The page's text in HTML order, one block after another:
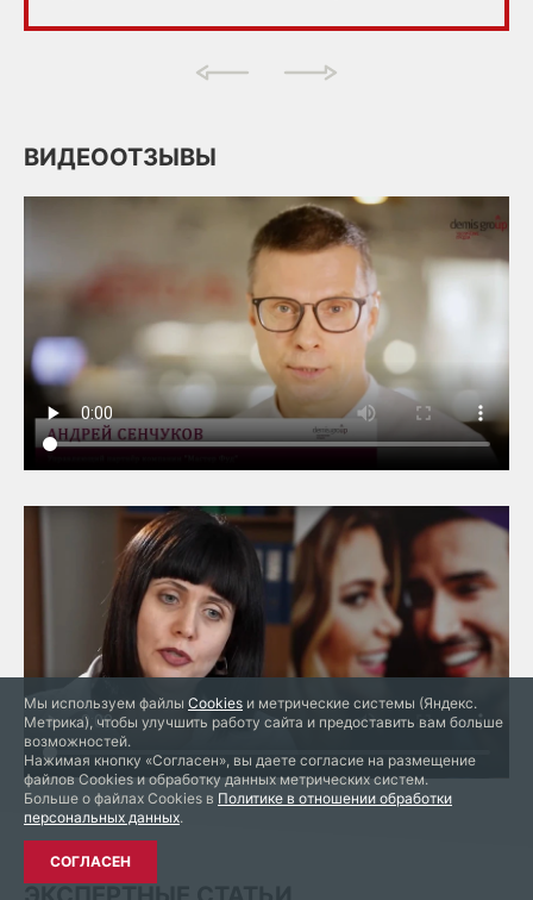
ВИДЕООТЗЫВЫ
Мы используем файлы Cookies и метрические системы (Яндекс.
Метрика), чтобы улучшить работу сайта и предоставить вам больше
возможностей.
Нажимая кнопку «Согласен», вы даете согласие на размещение
файлов Cookies и обработку данных метрических систем.
Больше о файлах Cookies в Политике в отношении обработки
персональных данных.
СОГЛАСЕН